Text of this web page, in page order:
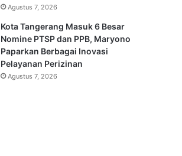
Agustus 7, 2026
Kota Tangerang Masuk 6 Besar
Nomine PTSP dan PPB, Maryono
Paparkan Berbagai Inovasi
Pelayanan Perizinan
Agustus 7, 2026